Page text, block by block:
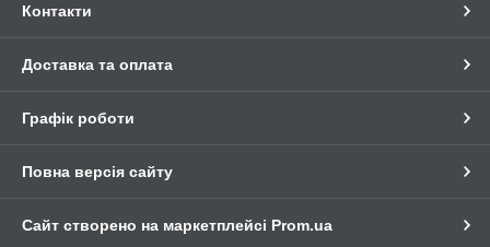
Контакти
Доставка та оплата
Графік роботи
Повна версія сайту
Сайт створено на маркетплейсі Prom.ua